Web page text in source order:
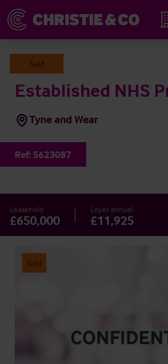
Sold
Established NHS
Tyne and Wear
Ref: 5623087
Leasehold
£650,000
Loyer annuel
£11,925
Sold